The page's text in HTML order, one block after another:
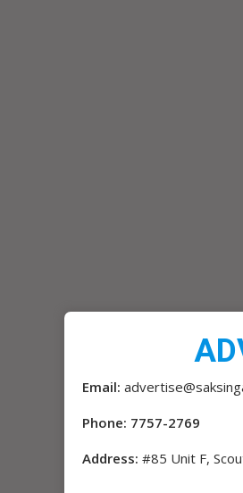
Email:
Phone: 7757-2769
Address: #85 Unit F,